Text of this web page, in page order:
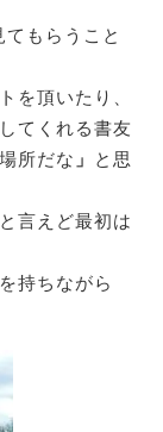
もらうこと
を頂いたり、
てくれる書友
所だな 」
と思
言えど最初は
持ちながら